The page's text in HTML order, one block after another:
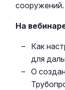
сооружений.
На
Как
для
О